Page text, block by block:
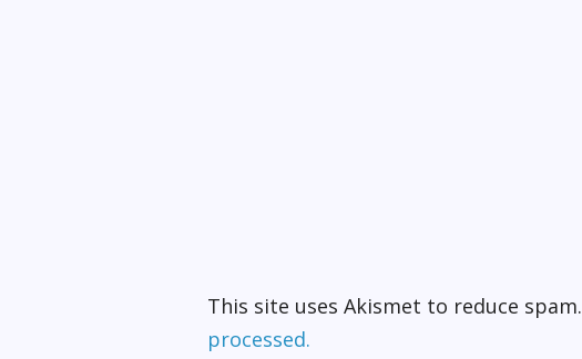
This site uses Akismet to reduce spam.
processed.